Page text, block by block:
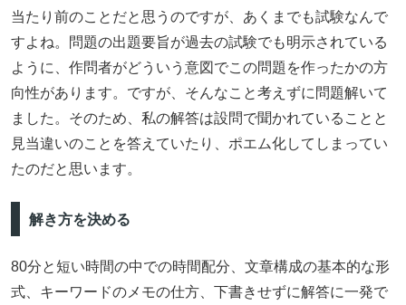
当たり前のことだと思うのですが、あくまでも試験なんで
すよね。問題の出題要旨が過去の試験でも明示されている
ように、作問者がどういう意図でこの問題を作ったかの方
向性があります。ですが、そんなこと考えずに問題解いて
ました。そのため、私の解答は設問で聞かれていることと
見当違いのことを答えていたり、ポエム化してしまってい
たのだと思います。
解き方を決める
80分と短い時間の中での時間配分、文章構成の基本的な形
式、キーワードのメモの仕方、下書きせずに解答に一発で